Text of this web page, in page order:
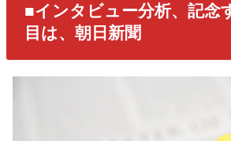
■インタビュー分析、記念
目は、朝日新聞